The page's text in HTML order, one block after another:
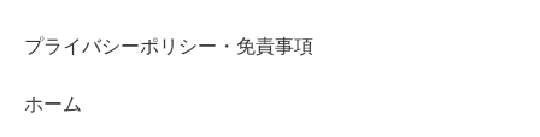
プライバシーポリシー・免責事項
ホーム